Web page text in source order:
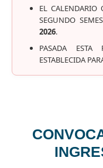
EL CALENDARIO
SEGUNDO
2026.
PASADA
ESTABLECIDA